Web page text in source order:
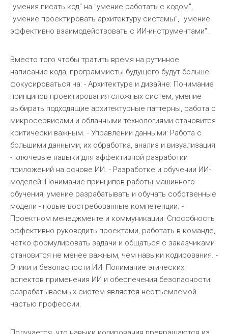
"умения писать код" на "умение работать с кодом",
"умение проектировать архитектуру системы", "умение
эффективно взаимодействовать с ИИ-инструментами".
Вместо того чтобы тратить время на рутинное
написание кода, программисты будущего будут больше
фокусироваться на: - Архитектуре и дизайне: Понимание
принципов проектирования сложных систем, умение
выбирать подходящие архитектурные паттерны, работа с
микросервисами и облачными технологиями становится
критически важным. - Управлении данными: Работа с
большими данными, их обработка, анализ и визуализация
- ключевые навыки для эффективной разработки
приложений на основе ИИ. - Разработке и обучении ИИ-
моделей: Понимание принципов работы машинного
обучения, умение разрабатывать и обучать собственные
модели - новые востребованные компетенции. -
Проектном менеджменте и коммуникации: Способность
эффективно руководить проектами, работать в команде,
четко формулировать задачи и общаться с заказчиками
становится не менее важным, чем навыки кодирования. -
Этики и безопасности ИИ: Понимание этических
аспектов применения ИИ и обеспечения безопасности
разрабатываемых систем является неотъемлемой
частью профессии.